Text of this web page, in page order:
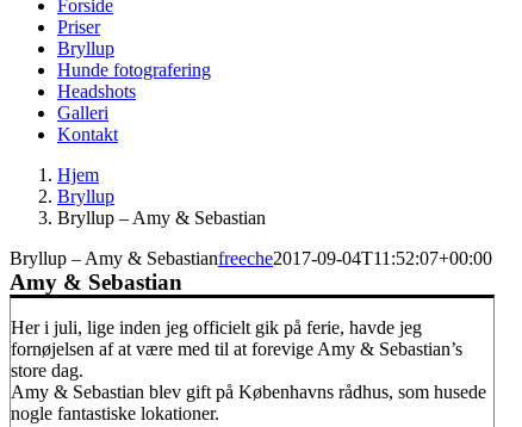
Forside
Priser
Bryllup
Hunde fotografering
Headshots
Galleri
Kontakt
Hjem
Bryllup
Bryllup – Amy & Sebastian
Bryllup – Amy & Sebastianfreeche2017-09-04T11:52:07+00:00
Amy & Sebastian
Her i juli, lige inden jeg officielt gik på ferie, havde jeg
fornøjelsen af at være med til at forevige Amy & Sebastian’s
store dag.
Amy & Sebastian blev gift på Københavns rådhus, som husede
nogle fantastiske lokationer.